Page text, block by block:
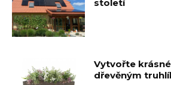
století
Vytvořte
dřevěným